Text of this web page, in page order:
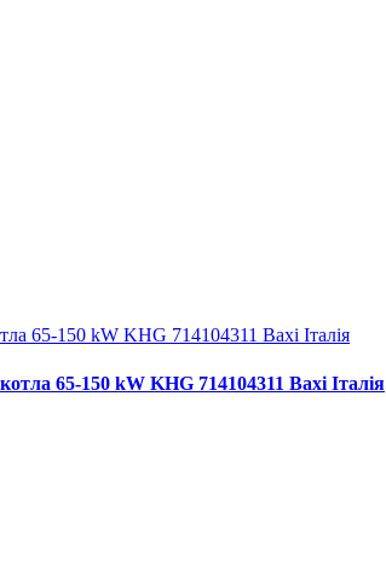
65-150 kW KHG 714104311 Baxi Італія